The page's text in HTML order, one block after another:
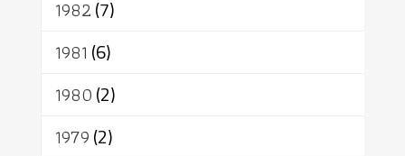
1982(7)
1981 (6)
1980(2)
1979(2)